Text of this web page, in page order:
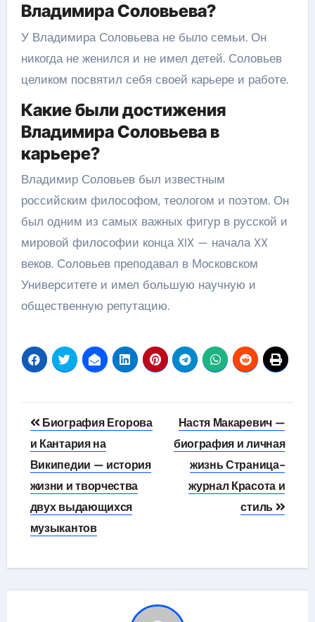
Владимира Соловьева?
У Владимира Соловьева не было семьи. Он
никогда не женился и не имел детей. Соловьев
целиком посвятил себя своей карьере и работе.
Какие были достижения
Владимира Соловьева в
карьере?
Владимир Соловьев был известным
российским философом, теологом и поэтом. Он
был одним из самых важных фигур в русской и
мировой философии конца XIX — начала XX
веков. Соловьев преподавал в Московском
Университете и имел большую научную и
общественную репутацию.
Навигация
по
записям
Биография Егорова
и Кантария на
Википедии — история
жизни и творчества
двух выдающихся
музыкантов
Настя Макаревич —
биография и личная
жизнь Страница-
журнал Красота и
стиль